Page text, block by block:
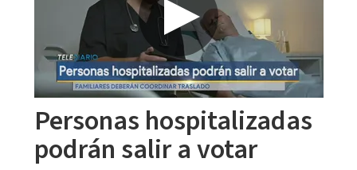
Personas hospitalizadas
podrán salir a votar